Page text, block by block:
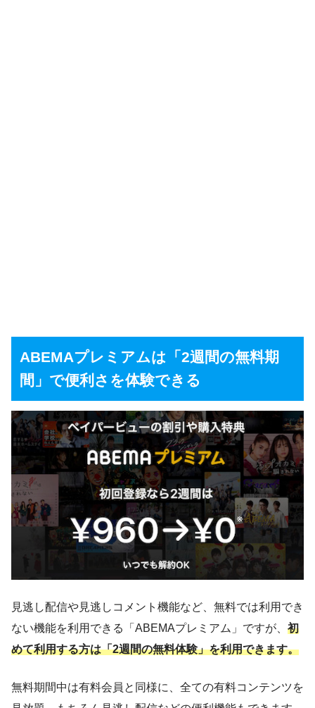
ABEMAプレミアムは「2週間の無料期
間」で便利さを体験できる
見逃し配信や見逃しコメント機能など、無料では利用でき
ない機能を利用できる「ABEMAプレミアム」ですが、 初
めて利用する方は「2週間の無料体験」を利用できます。
無料期間中は有料会員と同様に、全ての有料コンテンツを